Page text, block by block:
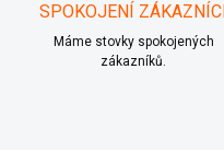
SPOKOJENÍ ZÁKAZNÍCI
Máme stovky spokojených
zákazníků.